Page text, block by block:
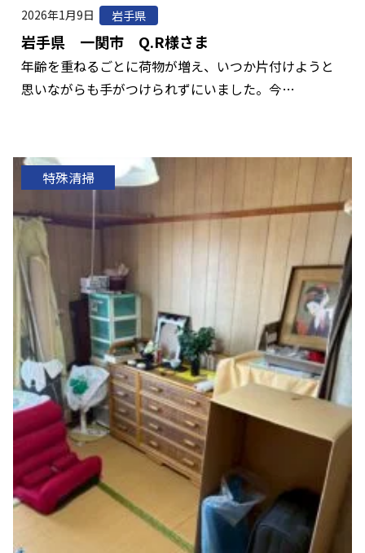
2026年1月9日 岩手県
岩手県 一関市 Q.R様さま
年齢を重ねるごとに荷物が増え、いつか片付けようと
思いながらも手がつけられずにいました。今…
特殊清掃